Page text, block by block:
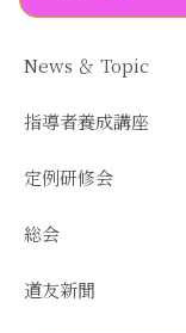
News ＆ Topic
指導者養成講座
定例研修会
総会
道友新聞